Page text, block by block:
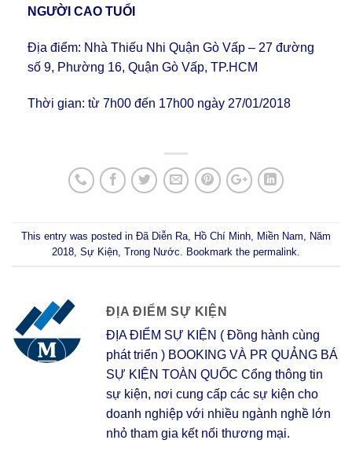
NGƯỜI CAO TUỔI
Địa điểm: Nhà Thiếu Nhi Quận Gò Vấp – 27 đường
số 9, Phường 16, Quận Gò Vấp, TP.HCM
Thời gian: từ 7h00 đến 17h00 ngày 27/01/2018
This entry was posted in Đã Diễn Ra Hồ Chí Minh Miền Nam
Năm
2018 Sự Kiện Trong Nước . Bookmark the permalink
ĐỊA ĐIỂM SỰ KIỆN
ĐỊA ĐIỂM SỰ KIỆN ( Đồng hành cùng
phát triển ) BOOKING VÀ PR QUẢNG BÁ
SỰ KIỆN TOÀN QUỐC Cổng thông tin
sự kiện, nơi cung cấp các sự kiện cho
doanh nghiệp với nhiều ngành nghề lớn
nhỏ tham gia kết nối thương mại.